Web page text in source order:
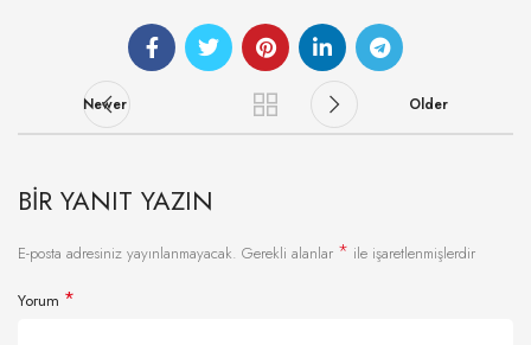
Newer Older
BIR YANIT YAZIN
E-posta adresiniz yayınlanmayacak. Gerekli alanlar * ile işaretlenmişlerdir
Yorum *